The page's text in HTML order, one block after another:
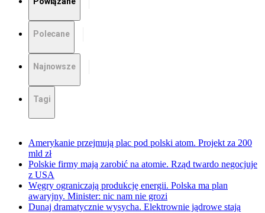
Polecane
Najnowsze
Tagi
Amerykanie przejmują plac pod polski atom. Projekt za 200
mld zł
Polskie firmy mają zarobić na atomie. Rząd twardo negocjuje
z USA
Węgry ograniczają produkcję energii. Polska ma plan
awaryjny. Minister: nic nam nie grozi
Dunaj dramatycznie wysycha. Elektrownie jądrowe stają